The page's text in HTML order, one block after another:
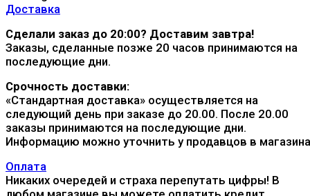
Доставка
Сделали заказ до 20:00? Доставим завтра!
Заказы, сделанные позже 20 часов принимаются на
последующие дни.
Срочность доставки:
«Стандартная доставка» осуществляется на
следующий день при заказе до 20.00. После 20.00
заказы принимаются на последующие дни.
Информацию можно уточнить у продавцов в
Оплата
Никаких очередей и страха перепутать цифры! В